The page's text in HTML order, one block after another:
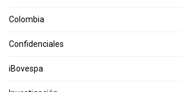
Colombia
Confidenciales
iBovespa